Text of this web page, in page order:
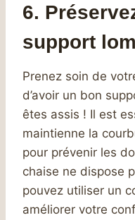
6.
support
Prenez soin de
d’avoir un bon
êtes assis ! Il est
maintienne la
pour prévenir les
chaise ne dispose
pouvez utiliser un
améliorer votre